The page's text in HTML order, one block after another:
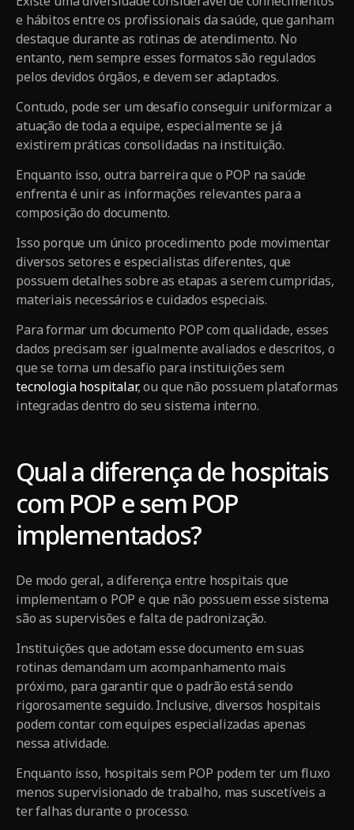
e hábitos entre os profissionais da saúde, que ganham
destaque durante as rotinas de atendimento. No
entanto, nem sempre esses formatos são regulados
pelos devidos órgãos, e devem ser adaptados.
Contudo, pode ser um desafio conseguir uniformizar a
atuação de toda a equipe, especialmente se já
existirem práticas consolidadas na instituição.
Enquanto isso, outra barreira que o POP na saúde
enfrenta é unir as informações relevantes para a
composição do documento.
Isso porque um único procedimento pode movimentar
diversos setores e especialistas diferentes, que
possuem detalhes sobre as etapas a serem cumpridas,
materiais necessários e cuidados especiais.
Para formar um documento POP com qualidade, esses
dados precisam ser igualmente avaliados e descritos, o
que se torna um desafio para instituições sem
tecnologia hospitalar, ou que não possuem plataformas
integradas dentro do seu sistema interno.
Qual a diferença de hospitais
com POP e sem POP
implementados?
De modo geral, a diferença entre hospitais que
implementam o POP e que não possuem esse sistema
são as supervisões e falta de padronização.
Instituições que adotam esse documento em suas
rotinas demandam um acompanhamento mais
próximo, para garantir que o padrão está sendo
rigorosamente seguido. Inclusive, diversos hospitais
podem contar com equipes especializadas apenas
nessa atividade.
Enquanto isso, hospitais sem POP podem ter um fluxo
menos supervisionado de trabalho, mas suscetíveis a
ter falhas durante o processo.